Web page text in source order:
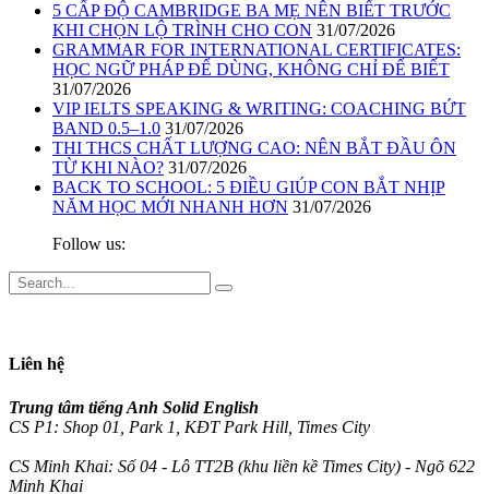
5 CẤP ĐỘ CAMBRIDGE BA MẸ NÊN BIẾT TRƯỚC
KHI CHỌN LỘ TRÌNH CHO CON 31/07/2026
GRAMMAR FOR INTERNATIONAL CERTIFICATES:
HỌC NGỮ PHÁP ĐỂ DÙNG, KHÔNG CHỈ ĐỂ BIẾT
31/07/2026
VIP IELTS SPEAKING & WRITING: COACHING BỨT
BAND 0.5–1.0 31/07/2026
THI THCS CHẤT LƯỢNG CAO: NÊN BẮT ĐẦU ÔN
TỪ KHI NÀO? 31/07/2026
BACK TO SCHOOL: 5 ĐIỀU GIÚP CON BẮT NHỊP
NĂM HỌC MỚI NHANH HƠN 31/07/2026
Follow us:
Liên hệ
Trung tâm tiếng Anh Solid English
CS P1: Shop 01, Park 1, KĐT Park Hill, Times City
CS Minh Khai: Số 04 - Lô TT2B (khu liền kề Times City) - Ngõ 622
Minh Khai